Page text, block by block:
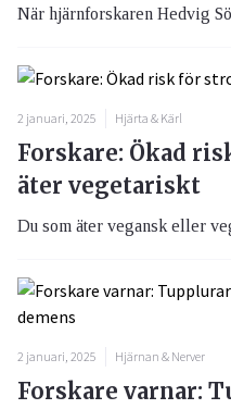
När hjärnforskaren Hedvig
2 januari, 2025 Hjärta & Kärl
Forskare: Ökad
äter vegetariskt
Du som äter vegansk eller
2 januari, 2025 Hjärnan & Nerver
Forskare varnar: